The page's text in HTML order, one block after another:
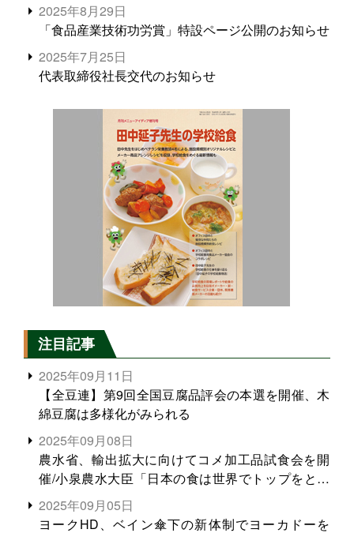
2025年8月29日
「食品産業技術功労賞」特設ページ公開のお知らせ
2025年7月25日
代表取締役社長交代のお知らせ
注目記事
2025年09月11日
【全豆連】第9回全国豆腐品評会の本選を開催、木
綿豆腐は多様化がみられる
2025年09月08日
農水省、輸出拡大に向けてコメ加工品試食会を開
催/小泉農水大臣「日本の食は世界でトップをとれ
る。米増産に向けて、米輸出需要の拡大を」
2025年09月05日
ヨークHD、ベイン傘下の新体制でヨーカドーを